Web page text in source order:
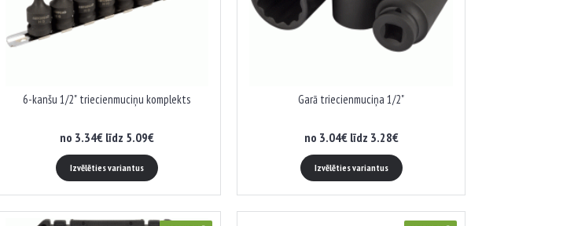
6-kanšu 1/2" triecienmuciņu komplekts
no 3.34€ līdz 5.09€
Izvēlēties variantus
Garā triecienmuciņa 1/2"
no 3.04€ līdz 3.28€
Izvēlēties variantus